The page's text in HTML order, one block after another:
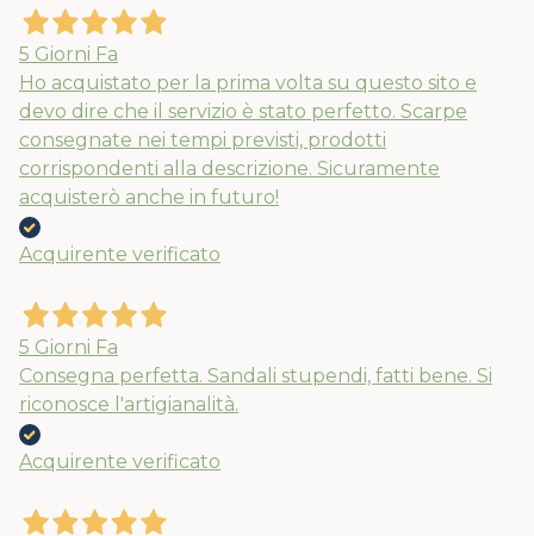
5 Giorni Fa
Ho acquistato per la prima volta su questo sito e
devo dire che il servizio è stato perfetto. Scarpe
consegnate nei tempi previsti, prodotti
corrispondenti alla descrizione. Sicuramente
acquisterò anche in futuro!
Acquirente verificato
5 Giorni Fa
Consegna perfetta. Sandali stupendi, fatti bene. Si
riconosce l'artigianalità.
Acquirente verificato